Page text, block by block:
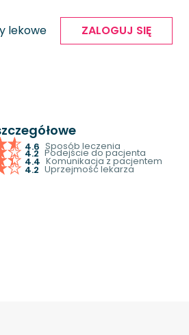
lekowe ZALOGUJ SIĘ
4.6 Sposób leczenia
4.2 Podejście do pacjenta
4.4 Komunikacja z pacjentem
4.2 Uprzejmość lekarza